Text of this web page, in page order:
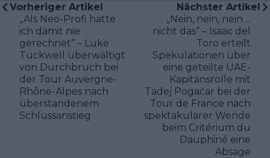
Vorheriger Artikel
„Als Neo-Profi hätte
ich damit nie
gerechnet“ – Luke
Tuckwell überwältigt
von Durchbruch bei
der Tour Auvergne-
Rhône-Alpes nach
überstandenem
Schlussanstieg
Nächster Artikel
„Nein, nein, nein ...
nicht das“ – Isaac del
Toro erteilt
Spekulationen über
eine geteilte UAE-
Kapitänsrolle mit
Tadej Pogačar bei der
Tour de France nach
spektakulärer Wende
beim Critérium du
Dauphiné eine
Absage